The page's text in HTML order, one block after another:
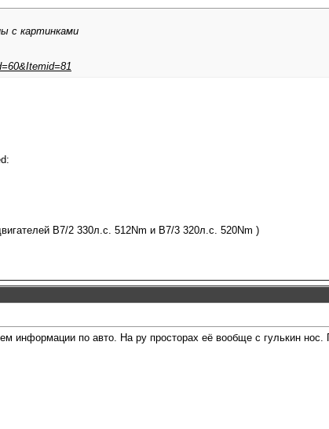
с картинками
В7/2 330л.с. 512Nm и В7/3 320л.с. 520Nm )
информации по авто. На ру просторах её вообще с гулькин нос.